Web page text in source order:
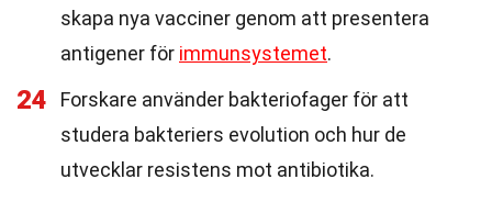
skapa nya vacciner genom att presentera
antigener för immunsystemet.
24
Forskare använder bakteriofager för att
studera bakteriers evolution och hur de
utvecklar resistens mot antibiotika.